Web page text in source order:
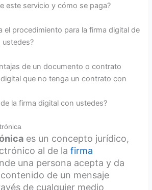
este servicio y cómo se paga?
el procedimiento para la firma digital de
de un documento o contrato
que no tenga un contrato con
la firma digital con ustedes?
es un concepto jurídico,
al de lafirma
una persona acepta y da
de un mensaje
de cualquier medio